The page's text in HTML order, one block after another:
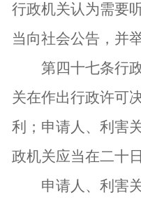
行政机关认为需要
当向社会公告，并
第四十七条行政
关在作出行政许可
利；申请人、利害
政机关应当在二十
申请人、利害关